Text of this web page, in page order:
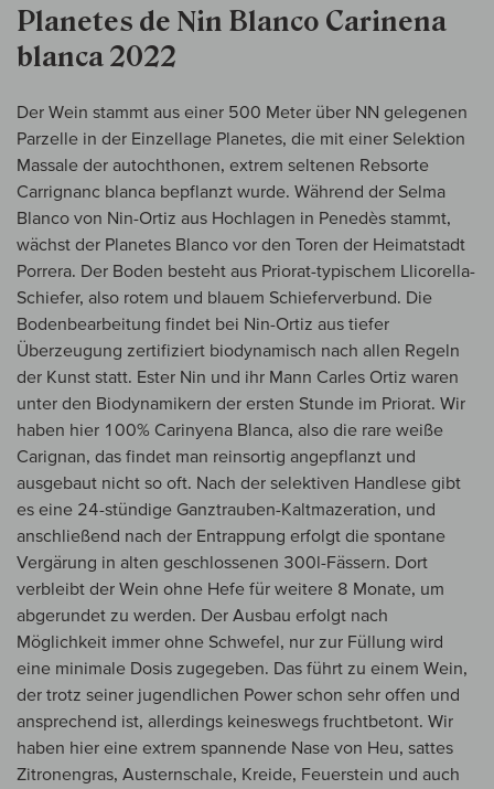
Planetes de Nin Blanco Carinena
blanca 2022
Der Wein stammt aus einer 500 Meter über NN gelegenen
Parzelle in der Einzellage Planetes, die mit einer Selektion
Massale der autochthonen, extrem seltenen Rebsorte
Carrignanc blanca bepflanzt wurde. Während der Selma
Blanco von Nin-Ortiz aus Hochlagen in Penedès stammt,
wächst der Planetes Blanco vor den Toren der Heimatstadt
Porrera. Der Boden besteht aus Priorat-typischem Llicorella-
Schiefer, also rotem und blauem Schieferverbund. Die
Bodenbearbeitung findet bei Nin-Ortiz aus tiefer
Überzeugung zertifiziert biodynamisch nach allen Regeln
der Kunst statt. Ester Nin und ihr Mann Carles Ortiz waren
unter den Biodynamikern der ersten Stunde im Priorat. Wir
haben hier 100% Carinyena Blanca, also die rare weiße
Carignan, das findet man reinsortig angepflanzt und
ausgebaut nicht so oft. Nach der selektiven Handlese gibt
es eine 24-stündige Ganztrauben-Kaltmazeration, und
anschließend nach der Entrappung erfolgt die spontane
Vergärung in alten geschlossenen 300l-Fässern. Dort
verbleibt der Wein ohne Hefe für weitere 8 Monate, um
abgerundet zu werden. Der Ausbau erfolgt nach
Möglichkeit immer ohne Schwefel, nur zur Füllung wird
eine minimale Dosis zugegeben. Das führt zu einem Wein,
der trotz seiner jugendlichen Power schon sehr offen und
ansprechend ist, allerdings keineswegs fruchtbetont. Wir
haben hier eine extrem spannende Nase von Heu, sattes
Zitronengras, Austernschale, Kreide, Feuerstein und auch